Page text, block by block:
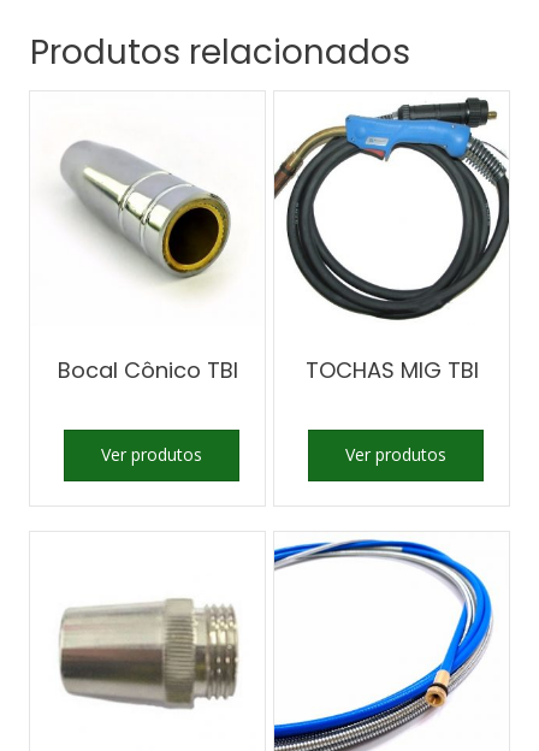
Produtos relacionados
Bocal Cônico TBI
Ver produtos
TOCHAS MIG TBI
Ver produtos